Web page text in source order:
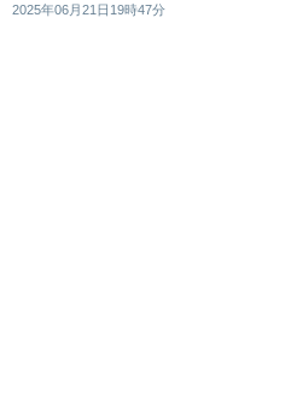
2025年06月21日19時47分